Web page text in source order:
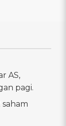
AS,
pagi.
saham